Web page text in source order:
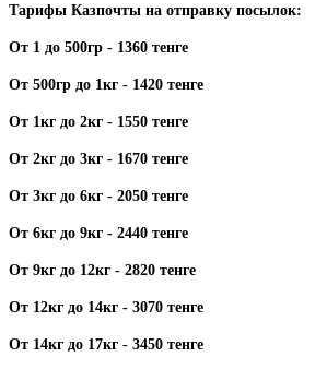
Тарифы Казпочты на отправку посылок:
От 1 до 500гр - 1360 тенге
От 500гр до 1кг - 1420 тенге
От 1кг до 2кг - 1550 тенге
От 2кг до 3кг - 1670 тенге
От 3кг до 6кг - 2050 тенге
От 6кг до 9кг - 2440 тенге
От 9кг до 12кг - 2820 тенге
От 12кг до 14кг - 3070 тенге
От 14кг до 17кг - 3450 тенге